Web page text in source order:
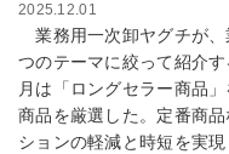
2025.12.01
業務用一次卸ヤグチが、
つのテーマに絞って紹介
月は「ロングセラー商品
商品を厳選した。定番商
ションの軽減と時短を実